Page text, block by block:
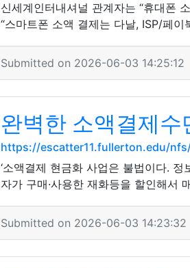
신세계인터내셔널 관계자는 “휴대폰
“스마트폰 소액 결제는 다날, ISP/페
Submitted on 2026-06-03 14:25:12
완벽한 소액결제수
https://escatter11.fullerton.edu/
‘소액결제 현금화 사업은 불법이다.
자가 구매·사용한 재화등을 할인해서
Submitted on 2026-06-03 14:23:32